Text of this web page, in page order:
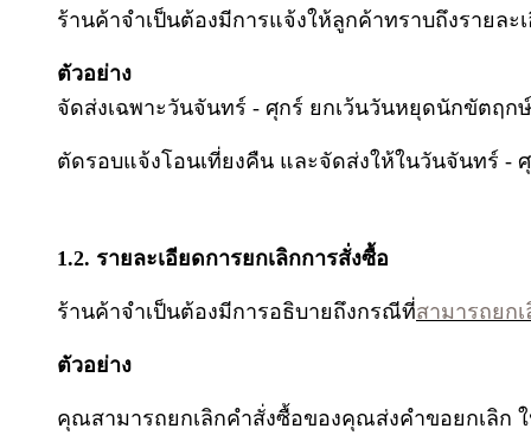
ร้านค้าจำเป็นต้องมีการแจ้งให้ลูกค้าทราบถึงราย
ตัวอย่าง
จัดส่งเฉพาะวันจันทร์ - ศุกร์ ยกเว้นวันหยุดนักขัตฤกษ์
ตัดรอบแจ้งโอนเที่ยงคืน และจัดส่งให้ในวันจันทร์ -
1.2. รายละเอียดการยกเลิกการสั่งซื้อ
ร้านค้าจำเป็นต้องมีการอธิบายถึงกรณีที่สามารถยก
ตัวอย่าง
คุณสามารถยกเลิกคำสั่งซื้อของคุณส่งคำขอยกเลิก